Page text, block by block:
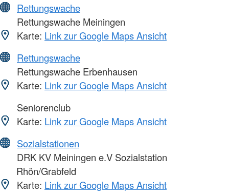
Rettungswache
Rettungswache Meiningen
Karte: Link zur Google Maps Ansicht
Rettungswache
Rettungswache Erbenhausen
Karte: Link zur Google Maps Ansicht
Seniorenclub
Karte: Link zur Google Maps Ansicht
Sozialstationen
DRK KV Meiningen e.V Sozialstation
Rhön/Grabfeld
Karte: Link zur Google Maps Ansicht